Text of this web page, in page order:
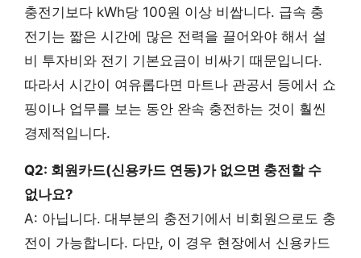
충전기보다 kWh당 100원 이상 비쌉니다. 급속 충
전기는 짧은 시간에 많은 전력을 끌어와야 해서 설
비 투자비와 전기 기본요금이 비싸기 때문입니다.
따라서 시간이 여유롭다면 마트나 관공서 등에서 쇼
핑이나 업무를 보는 동안 완속 충전하는 것이 훨씬
경제적입니다.
Q2: 회원카드(신용카드 연동)가 없으면 충전할 수
없나요?
A: 아닙니다. 대부분의 충전기에서 비회원으로도 충
전이 가능합니다. 다만, 이 경우 현장에서 신용카드